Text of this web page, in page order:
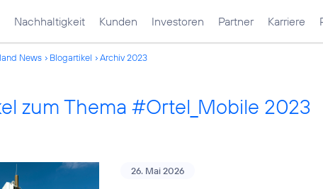
Nachhaltigkeit Kunden Investoren Partner Karriere
News Blogartikel Archiv 2023
zum Thema #Ortel_Mobile 2023
26. Mai 2026